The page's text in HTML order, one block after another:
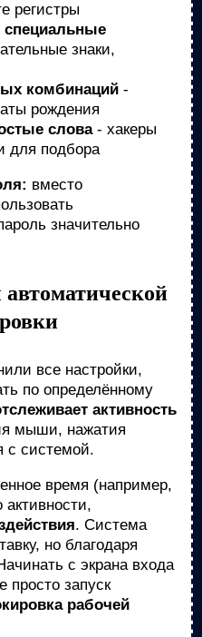
регистры
знаки,
комбинаций -
рождения
слова- хакеры
для подбора
вместо
значительно
все настройки,
по определённому
активность
мыши, нажатия
с системой.
время (например,
. Система
но благодаря
с экрана входа
просто запуск
рабочей